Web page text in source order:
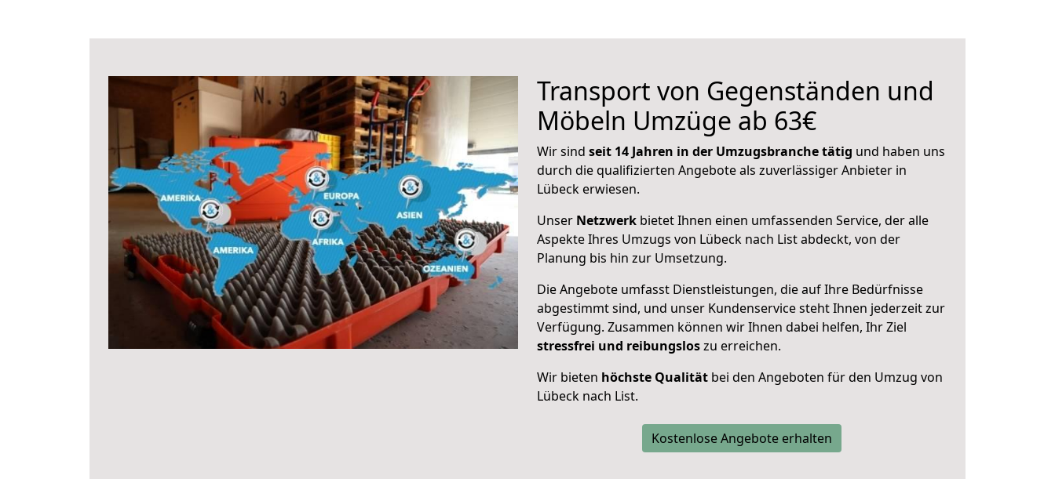
Transport von Gegenständen und
Möbeln Umzüge ab 63€
Wir sind seit 14 Jahren in der Umzugsbranche tätig und haben uns
durch die qualifizierten Angebote als zuverlässiger Anbieter in
Lübeck erwiesen.
Unser Netzwerk bietet Ihnen einen umfassenden Service, der alle
Aspekte Ihres Umzugs von Lübeck nach List abdeckt, von der
Planung bis hin zur Umsetzung.
Die Angebote umfasst Dienstleistungen, die auf Ihre Bedürfnisse
abgestimmt sind, und unser Kundenservice steht Ihnen jederzeit zur
Verfügung. Zusammen können wir Ihnen dabei helfen, Ihr Ziel
stressfrei und reibungsloszu erreichen.
Wir bieten höchste Qualität bei den Angeboten für den Umzug von
Lübeck nach List.
Kostenlose Angebote erhalten